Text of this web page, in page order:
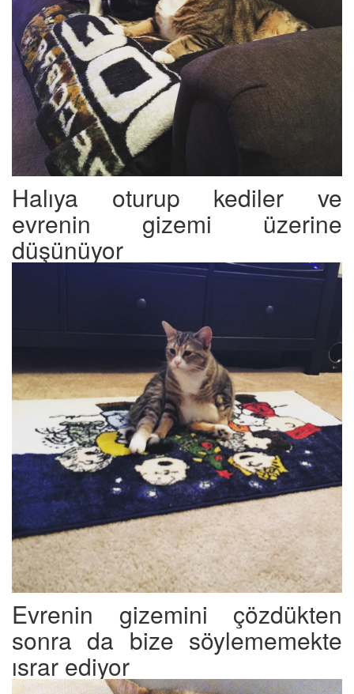
Halıya oturup kediler ve
evrenin gizemi üzerine
düşünüyor
Evrenin gizemini çözdükten
sonra da bize söylememekte
ısrar ediyor